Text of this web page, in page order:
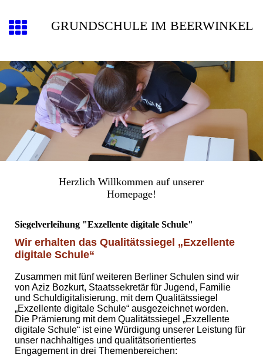
GRUNDSCHULE IM BEERWINKEL
Herzlich Willkommen auf unserer
Homepage!
Siegelverleihung "Exzellente digitale Schule"
Wir erhalten das Qualitätssiegel „Exzellente
digitale Schule“
Zusammen mit fünf weiteren Berliner Schulen sind wir
von Aziz Bozkurt, Staatssekretär für Jugend, Familie
und Schuldigitalisierung, mit dem Qualitätssiegel
„Exzellente digitale Schule“ ausgezeichnet worden.
Die Prämierung mit dem Qualitätssiegel „Exzellente
digitale Schule“ ist eine Würdigung unserer Leistung für
unser nachhaltiges und qualitätsorientiertes
Engagement in drei Themenbereichen: